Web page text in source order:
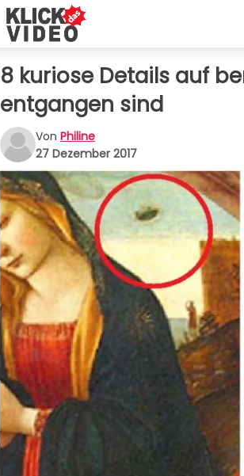
8 kuriose Details auf
entgangen sind
Von Philine
27 Dezember 2017